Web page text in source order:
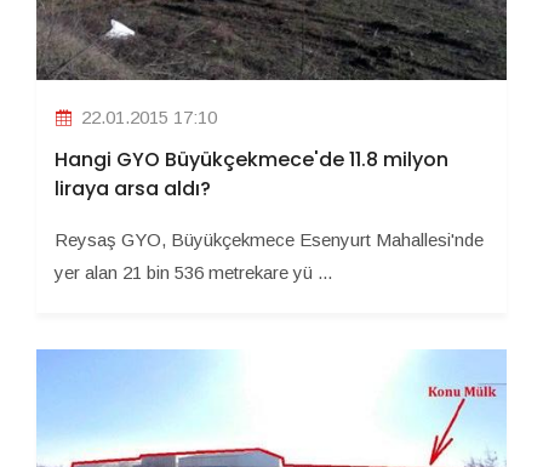
22.01.2015 17:10
Hangi GYO Büyükçekmece'de 11.8 milyon
liraya arsa aldı?
Reysaş GYO, Büyükçekmece Esenyurt Mahallesi'nde
yer alan 21 bin 536 metrekare yü ...